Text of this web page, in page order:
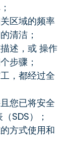
区域的频率
清洁；
述，或 操作
步骤；
，都经过全
您已将安全
SDS）；
方式使用和